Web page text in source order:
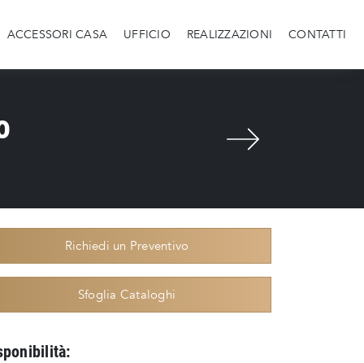
ACCESSORI CASA UFFICIO REALIZZAZIONI CONTATTI
Richiedi un Preventivo
Sfoglia Cataloghi